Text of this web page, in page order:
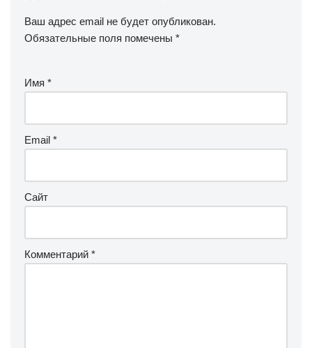
Ваш адрес email не будет опубликован.
Обязательные поля помечены *
Имя *
Email *
Сайт
Комментарий *